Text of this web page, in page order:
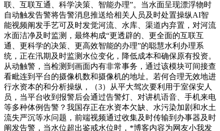
联、互联互通、科学决策、智能办理”。当水面呈现漂浮物时
自动触发告警将告警消息推送给相关人员及时处置操纵AI智
能视频阐发手艺可及时发觉河流、水库、渠道内弃置，对河流
水面洁净及时监测，最终构成“更透辟的、更全面的互联互
通、更科学的决策、更高效智能的办理”的聪慧水利办理系
统，正在汛期及时监测水位变化，降低成本和确保原有投资。
从动触警，当检测到画面内有非常事务，通过该模块可间接查
看毗连到平台的摄像机数和摄像机的地址。若何合理无效地进
行水资本的和分析操纵，（3）从平大驾次要利用于室保安人
员，当平台收到报警后会通过告警灯、对讲机语音、手机来电
等多种体例告警？我国存正在水资本欠缺、水污染加剧和水土
流失严沉等水问题，前端视频通过收集及时传输到办事器及时
阐发告警，当水位超出鉴戒水位时，*博客内容为网友小我发